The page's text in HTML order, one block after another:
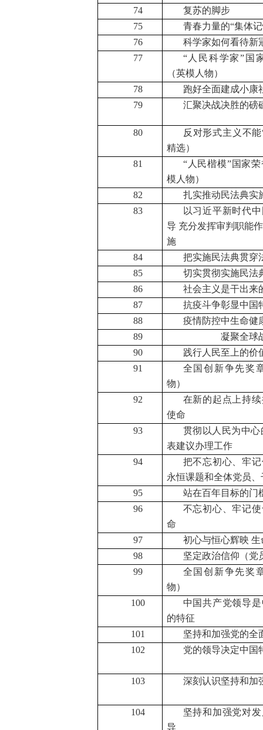
74
复苏的脚步
75
青春力量的“集体
76
科学家如何看待新
77
“人民科学家”国
（英模人物）
78
跑好全面建成小康
79
汇聚决战决胜的磅
80
反对形式主义不
精选）
81
“人民楷模”国家
模人物）
82
扎实推动民法典实
83
以习近平新时代
导 充分发挥审判职能
施
84
把实施民法典贯穿
85
切实贯彻实施民
86
社会主义是干出来
87
抗疫斗争彰显中国
88
疫情防控中生命
89
凝聚全球
90
践行人民至上的价
91
全国创新争先奖
物）
92
在新的起点上持
使命
93
贯彻以人民为中
表建议办理工作
94
把不忘初心、牢
永恒课题和全体党员
95
站在百年目标的门
96
不忘初心、牢记
命
97
初心与恒心辉映
98
坚定政治信仰（党
99
全国创新争先奖
物）
100
中国共产党领导
的特征
101
坚持和加强党的全
102
党的领导决定中国
103 深刻认识坚持和加
104
坚持和加强党对
导